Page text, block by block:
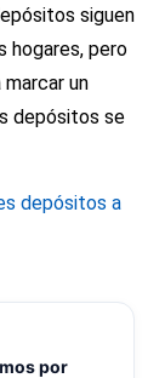
siguen
hogares, pero
un
depósitos se
depósitos a
por